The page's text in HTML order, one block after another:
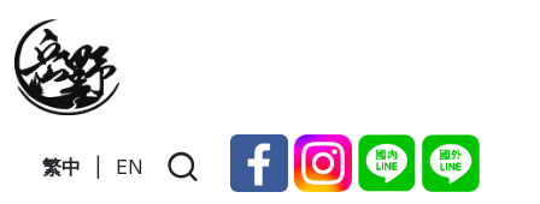
繁中 EN